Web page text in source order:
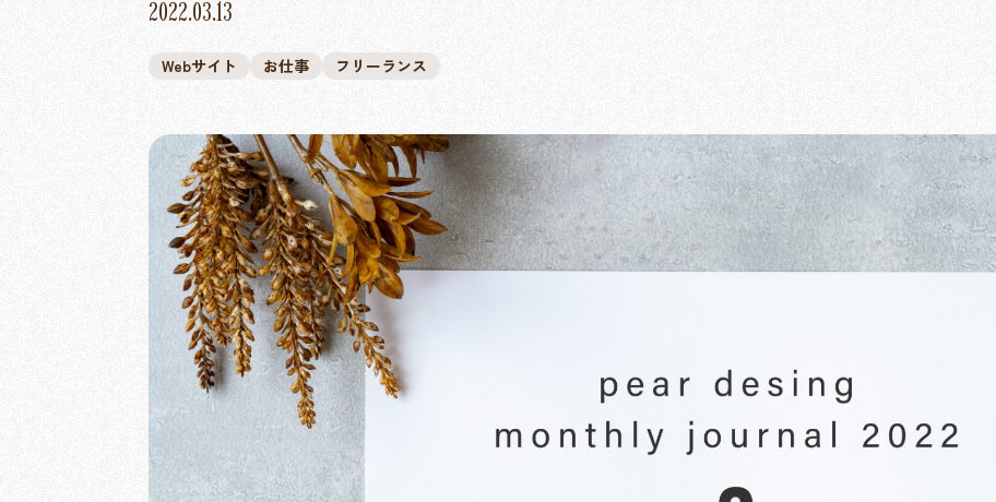
2022.03.13
Webサイト お仕事 フリーランス